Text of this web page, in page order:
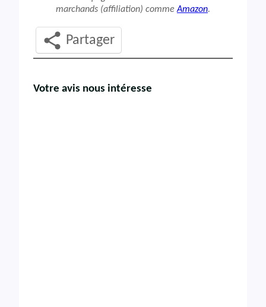
marchands (affiliation) commeAmazon.
Partager
Votre avis nous intéresse